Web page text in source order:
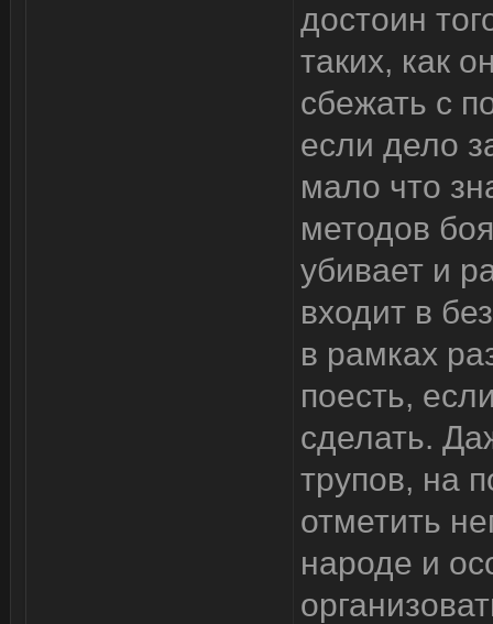
достоин
таких, как
сбежать с
если дело
мало что
методов
убивает и
входит в
в рамках
поесть,
сделать.
трупов, на
отметить
народе и